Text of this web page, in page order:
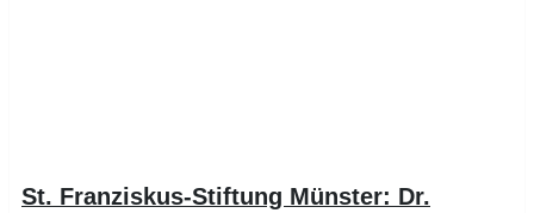
St. Franziskus-Stiftung Münster: Dr.